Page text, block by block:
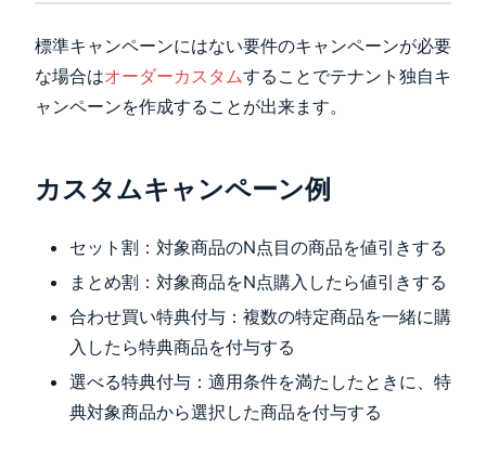
標準キャンペーンにはない要件のキャンペーンが必要
な場合はオーダーカスタムすることでテナント独自キ
ャンペーンを作成することが出来ます。
カスタムキャンペーン例
セット割：対象商品のN点目の商品を値引きする
まとめ割：対象商品をN点購入したら値引きする
合わせ買い特典付与：複数の特定商品を一緒に購
入したら特典商品を付与する
選べる特典付与：適用条件を満たしたときに、特
典対象商品から選択した商品を付与する